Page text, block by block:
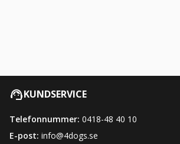
KUNDSERVICE
Telefonnummer: 0418-48 40 10
E-post: info@4dogs.se